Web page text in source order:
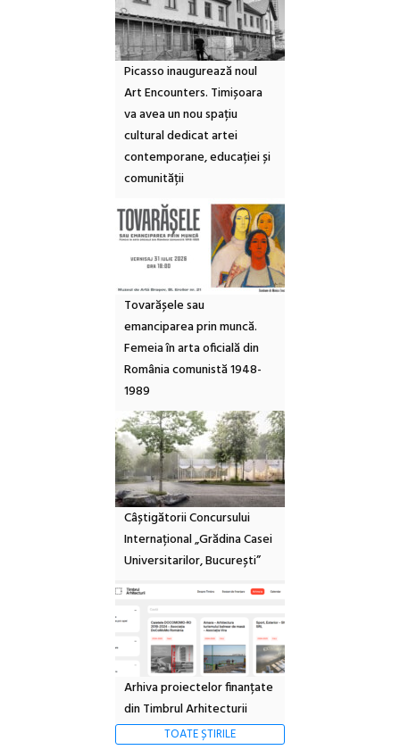
Picasso inaugurează noul
Art Encounters. Timișoara
va avea un nou spațiu
cultural dedicat artei
contemporane, educației și
comunității
Tovarășele sau
emanciparea prin muncă.
Femeia în arta oficială din
România comunistă 1948-
1989
Câștigătorii Concursului
Internațional „Grădina Casei
Universitarilor, București”
Arhiva proiectelor finanțate
din Timbrul Arhitecturii
TOATE ȘTIRILE